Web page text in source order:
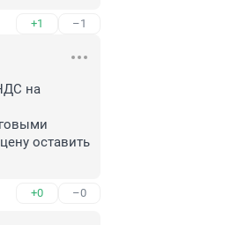
+1 –1
на
оставить
+0 –0